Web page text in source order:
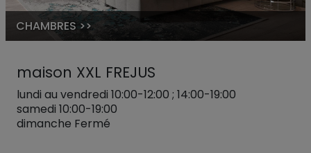
CHAMBRES >>
maison XXL FREJUS
lundi au vendredi 10:00-12:00 ; 14:00-19:00
samedi 10:00-19:00
dimanche Fermé